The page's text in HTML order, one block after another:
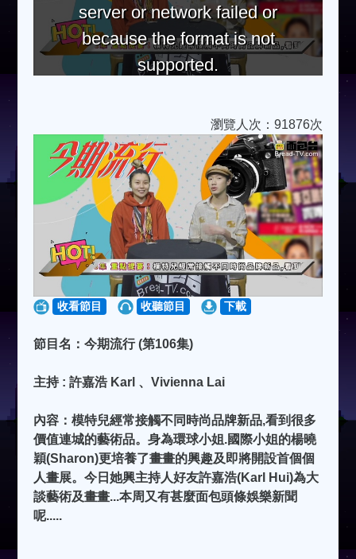
server or network failed or
because the format is not
supported.
瀏覽人次：91876次
收看節目 收聽節目 下載
節目名：今期流行 (第106集)
主持 : 許嘉浩 Karl 、Vivienna Lai
內容：模特兒經常接觸不同時尚品牌新品,看到很多
價值連城的藝術品。身為環球小姐.國際小姐的楊曉
穎(Sharon)更培養了畫畫的興趣及即將開設首個個
人畫展。今日她興主持人好友許嘉浩(Karl Hui)為大
談藝術及畫畫...本周又有甚麼面包頭條娛樂新聞
呢.....